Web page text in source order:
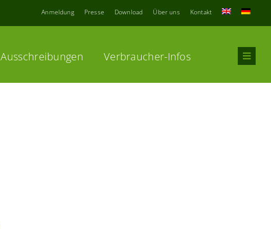
Anmeldung Presse Download Über uns Kontakt
Ausschreibungen Verbraucher-Infos